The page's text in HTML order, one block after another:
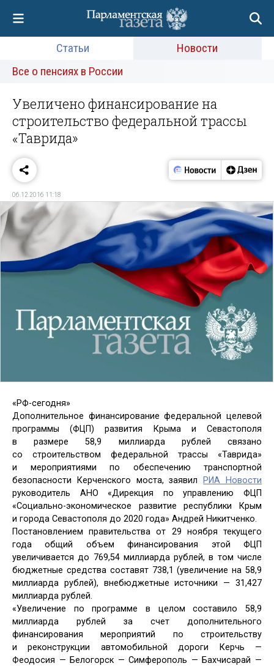
Статьи
Новости
Все о пенсиях в России
Увеличено финансирование на
строительство федеральной трассы
«Таврида»
06.12.2016 11:18
«РФ-сегодня»
Дополнительное финансирование федеральной целевой
программы (ФЦП) развития Крыма и Севастополя
в размере 58,9 миллиарда рублей связано
со строительством федеральной трассы «Таврида»
и мероприятиями по обеспечению транспортной
безопасности Керченского моста, заявил
РИА Новости
руководитель АНО «Дирекция по управлению ФЦП
«Социально-экономическое развитие республики Крым
и города Севастополя до 2020 года» Андрей Никитченко.
Постановлением правительства от 29 ноября текущего
года общий объем финансирования этой ФЦП
увеличивается до 769,54 миллиарда рублей, в том числе
бюджетные средства составят 738,1 (увеличение на 58,9
миллиарда рублей), внебюджетные источники — 31,427
миллиарда рублей.
«Увеличение по программе в целом составило 58,9
миллиарда рублей за счет дополнительного
финансирования мероприятий по строительству
и реконструкции автомобильной дороги Керчь —
Феодосия — Белогорск — Симферополь — Бахчисарай —